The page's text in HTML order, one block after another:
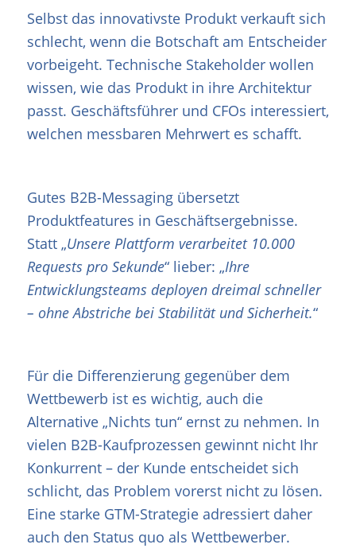
Selbst das innovativste Produkt verkauft sich
schlecht, wenn die Botschaft am Entscheider
vorbeigeht. Technische Stakeholder wollen
wissen, wie das Produkt in ihre Architektur
passt. Geschäftsführer und CFOs interessiert,
welchen messbaren Mehrwert es schafft.
Gutes B2B-Messaging übersetzt
Produktfeatures in Geschäftsergebnisse.
Statt „Unsere Plattform verarbeitet 10.000
Requests pro Sekunde“ lieber: „Ihre
Entwicklungsteams deployen dreimal schneller
– ohne Abstriche bei Stabilität und Sicherheit.“
Für die Differenzierung gegenüber dem
Wettbewerb ist es wichtig, auch die
Alternative „Nichts tun“ ernst zu nehmen. In
vielen B2B-Kaufprozessen gewinnt nicht Ihr
Konkurrent – der Kunde entscheidet sich
schlicht, das Problem vorerst nicht zu lösen.
Eine starke GTM-Strategie adressiert daher
auch den Status quo als Wettbewerber.